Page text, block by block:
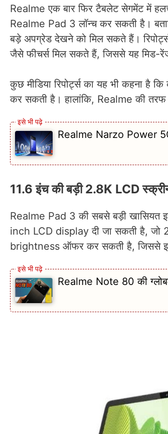
Realme एक बार फिर टैबलेट सेगमेंट में
Realme Pad 3 लॉन्च कर सकती है।
बड़े अपग्रेड देखने को मिल सकते हैं।
जैसे फीचर्स मिल सकते हैं, जिससे यह
कुछ मीडिया रिपोर्ट्स का यह भी कहना
कर सकती है। हालांकि, Realme की तरफ
Realme Narzo Power
11.6 इंच की बड़ी 2.8K LCD
Realme Pad 3 की सबसे बड़ी खासियत
inch LCD display दी जा सकती है, जो
brightness ऑफर कर सकती है, जिससे
Realme Note 80 की